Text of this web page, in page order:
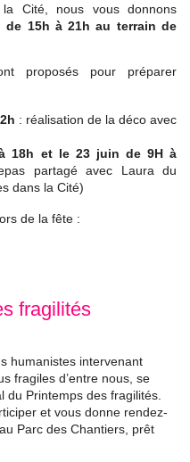
Cité, nous vous donnons
de 15h à 21h au terrain de
proposés pour préparer
: réalisation de la déco avec
18h et le 23 juin de 9H à
partagé avec Laura du
dans la Cité)
de la fête :
fragilités
humanistes intervenant
fragiles d’entre nous, se
Printemps des fragilités.
et vous donne rendez-
Parc des Chantiers, prêt